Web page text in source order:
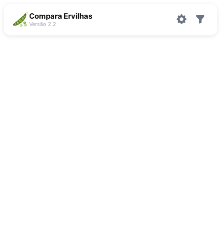
Compara Ervilhas
Versão 2.2